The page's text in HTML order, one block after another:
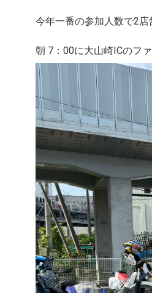
今年一番の参加人数で2
朝 7：00に大山崎ICのフ